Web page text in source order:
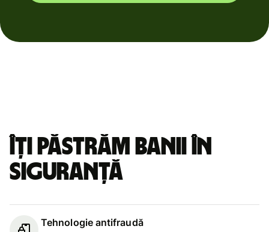
Îți păstrăm banii în
siguranță
Tehnologie antifraudă